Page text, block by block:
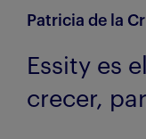
Patricia de la
Essity es
crecer,